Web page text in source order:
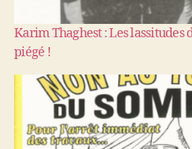
Karim Thaghest : Les lassitudes
piégé !